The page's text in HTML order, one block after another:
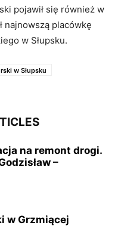
pojawił się również w
najnowszą placówkę
w Słupsku.
w Słupsku
na remont drogi.
–
w Grzmiącej